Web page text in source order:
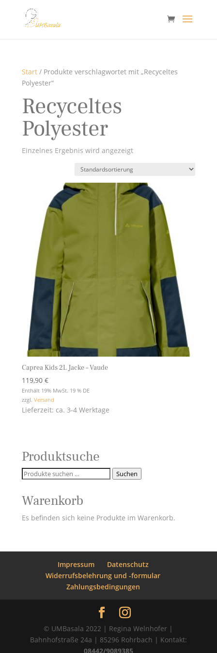
Start/ Produkte verschlagwortet mit „Recyceltes
Polyester“
Recyceltes
Polyester
Einzelnes Ergebnis wird angezeigt
Caprea Kids 2L Jacke – Vaude
119,90 €
Enthält 19% MwSt. 19 % DE
zzgl. Versand
Lieferzeit: ca. 3-4 Werktage
Produktsuche
Suchen
Suchen
Warenkorb
Es befinden sich keine Produkte im Warenkorb.
Impressum
Datenschutz
Widerrufsbelehrung und -formular
Zahlungsbedingungen
© UMBasala 2022 | Regina Welnhofer |
Bahnhofstraße 24a | 85296 Rohrbach | Kontakt:
08442/9089385